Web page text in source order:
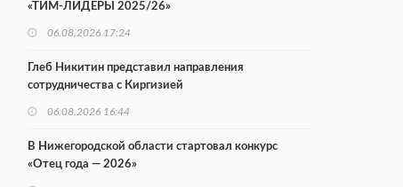
«ТИМ-ЛИДЕРЫ 2025/26»
06.08.2026 17:24
Глеб Никитин представил направления
сотрудничества с Киргизией
06.08.2026 16:44
В Нижегородской области стартовал конкурс
«Отец года — 2026»